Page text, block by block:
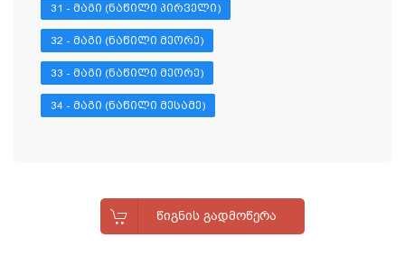
31 - ᲛᲐᲒᲘ (ᲜᲐᲬᲘᲚᲘ ᲞᲘᲠᲕᲔᲚᲘ)
32 - ᲛᲐᲒᲘ (ᲜᲐᲬᲘᲚᲘ ᲛᲔᲝᲠᲔ)
33 - ᲛᲐᲒᲘ (ᲜᲐᲬᲘᲚᲘ ᲛᲔᲝᲠᲔ)
34 - ᲛᲐᲒᲘ (ᲜᲐᲬᲘᲚᲘ ᲛᲔᲡᲐᲛᲔ)
ᲬᲘᲒᲜᲘᲡ ᲒᲐᲓᲛᲝᲬᲔᲠᲐ